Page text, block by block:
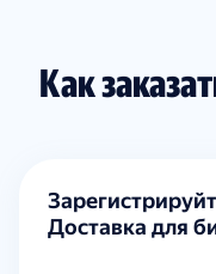
Как
Доставка для